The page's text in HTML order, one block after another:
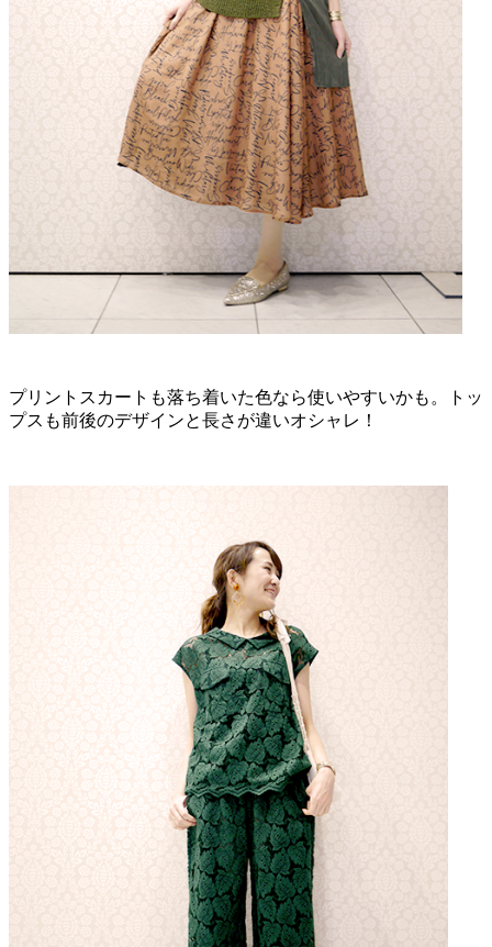
プリントスカートも落ち着いた色なら使いやすいかも。トッ
プスも前後のデザインと長さが違いオシャレ！